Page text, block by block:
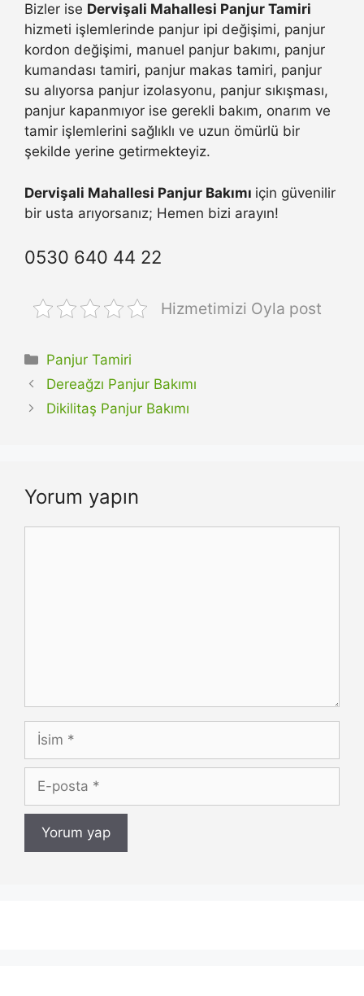
Bizler ise Dervişali Mahallesi Panjur Tamiri
hizmeti işlemlerinde panjur ipi değişimi, panjur
kordon değişimi, manuel panjur bakımı, panjur
kumandası tamiri, panjur makas tamiri, panjur
su alıyorsa panjur izolasyonu, panjur sıkışması,
panjur kapanmıyor ise gerekli bakım, onarım ve
tamir işlemlerini sağlıklı ve uzun ömürlü bir
şekilde yerine getirmekteyiz.
Dervişali Mahallesi Panjur Bakımı için güvenilir
bir usta arıyorsanız; Hemen bizi arayın!
0530 640 44 22
Hizmetimizi Oyla post
Kategoriler
Panjur Tamiri
Dereağzı Panjur Bakımı
Dikilitaş Panjur Bakımı
Yorum yapın
İsim
posta